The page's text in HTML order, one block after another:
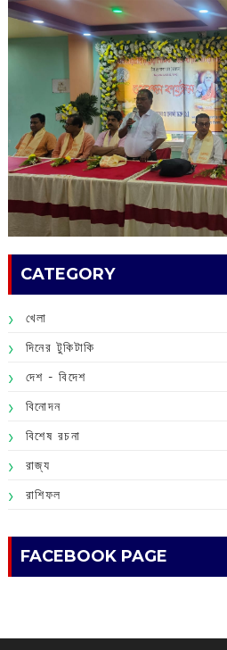
CATEGORY
খেলা
দিনের টুকিটাকি
দেশ - বিদেশ
বিনোদন
বিশেষ রচনা
রাজ্য
রাশিফল
FACEBOOK PAGE